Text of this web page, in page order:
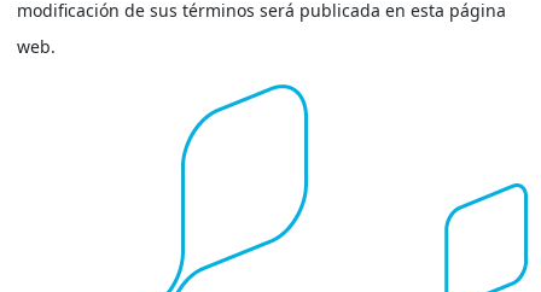
modificación de sus términos será publicada en esta página
web.